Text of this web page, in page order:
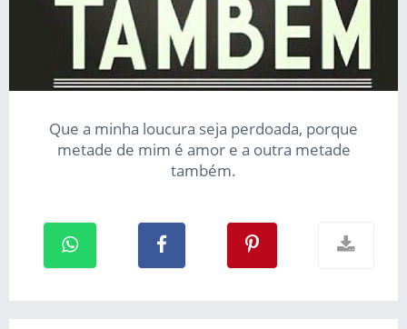
Que a minha loucura seja perdoada, porque
metade de mim é amor e a outra metade
também.